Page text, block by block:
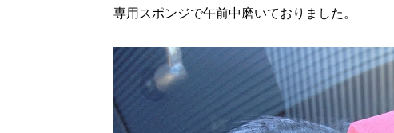
専用スポンジで午前中磨いておりました。